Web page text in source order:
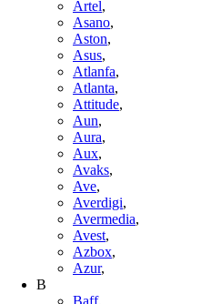
Artel,
Asano,
Aston,
Asus,
Atlanfa,
Atlanta,
Attitude,
Aun,
Aura,
Aux,
Avaks,
Ave,
Averdigi,
Avermedia,
Avest,
Azbox,
Azur,
B
Baff,